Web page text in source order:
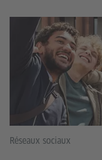
Réseaux sociaux